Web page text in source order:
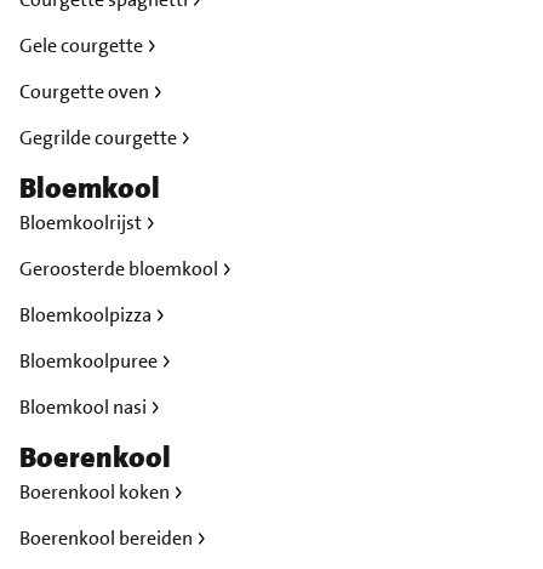
Gele courgette
Courgette oven
Gegrilde courgette
Bloemkool
Bloemkoolrijst
Geroosterde bloemkool
Bloemkoolpizza
Bloemkoolpuree
Bloemkool nasi
Boerenkool
Boerenkool koken
Boerenkool bereiden